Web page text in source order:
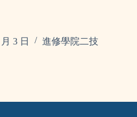
3 日 進修學院二技